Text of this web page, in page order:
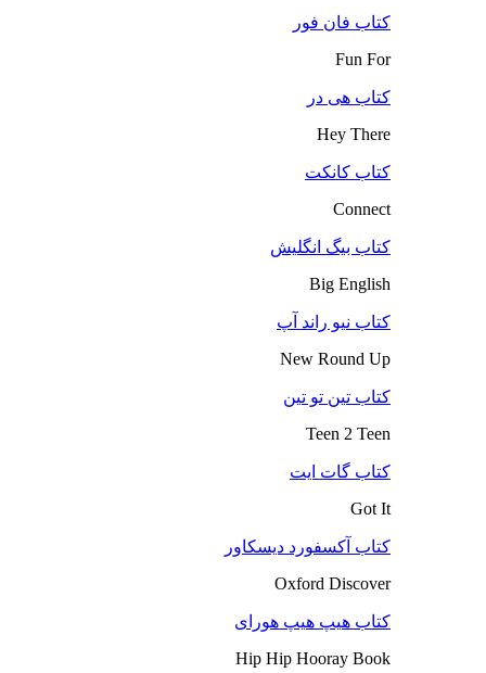
کتاب فان فور
Fun For
کتاب هی در
Hey There
کتاب کانکت
Connect
کتاب بیگ انگلیش
Big English
کتاب نیو راند آپ
New Round Up
کتاب تین تو تین
Teen 2 Teen
کتاب گات ایت
Got It
کتاب آکسفورد دیسکاور
Oxford Discover
کتاب هیپ هیپ هورای
Hip Hip Hooray Book